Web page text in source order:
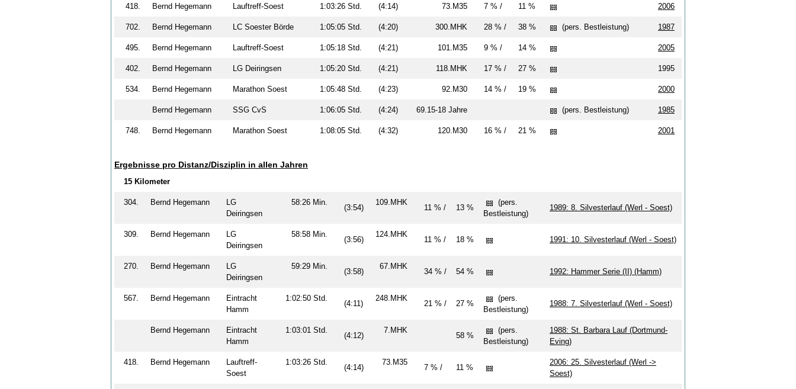
418. Bernd Hegemann Lauftreff-Soest 1:03:26 Std. (4:14) 73.M35 7 % / 11 % 2006
702. Bernd Hegemann LC Soester Börde 1:05:05 Std. (4:20) 300.MHK 28 % / 38 % (pers. Bestleistung) 1987
495. Bernd Hegemann Lauftreff-Soest 1:05:18 Std. (4:21) 101.M35 9 % / 14 % 2005
402. Bernd Hegemann LG Deiringsen 1:05:20 Std. (4:21) 118.MHK 17 % / 27 % 1995
534. Bernd Hegemann Marathon Soest 1:05:48 Std. (4:23) 92.M30 14 % / 19 % 2000
Bernd Hegemann SSG CvS 1:06:05 Std. (4:24) 69.15-18 Jahre (pers. Bestleistung) 1985
748. Bernd Hegemann Marathon Soest 1:08:05 Std. (4:32) 120.M30 16 % / 21 % 2001
Ergebnisse pro Distanz/Disziplin in allen Jahren
15 Kilometer
304. Bernd Hegemann
LG
Deiringsen
58:26 Min.
(3:54)
109.MHK
11 % / 13 %
(pers.
Bestleistung)
1989: 8. Silvesterlauf (Werl - Soest)
309. Bernd Hegemann
LG
Deiringsen
58:58 Min.
(3:56)
124.MHK
11 % / 18 % 1991: 10. Silvesterlauf (Werl - Soest)
270. Bernd Hegemann
LG
Deiringsen
59:29 Min.
(3:58)
67.MHK
34 % / 54 % 1992: Hammer Serie (II) (Hamm)
567. Bernd Hegemann
Eintracht
Hamm
1:02:50 Std.
(4:11)
248.MHK
21 % / 27 %
(pers.
Bestleistung)
1988: 7. Silvesterlauf (Werl - Soest)
Bernd Hegemann
Eintracht
Hamm
1:03:01 Std.
(4:12)
7.MHK
58 %
(pers.
Bestleistung)
1988: St. Barbara Lauf (Dortmund-
Eving)
418. Bernd Hegemann
Lauftreff-
Soest
1:03:26 Std.
(4:14)
73.M35
7 % / 11 %
2006: 25. Silvesterlauf (Werl ->
Soest)